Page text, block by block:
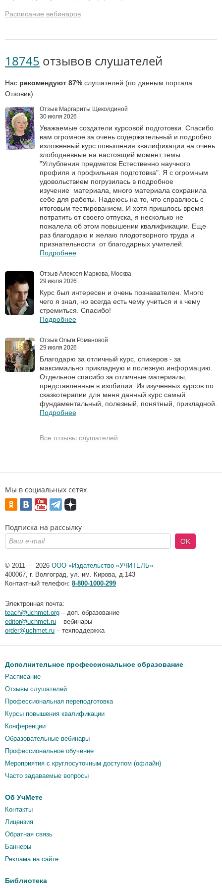
Расписание вебинаров
18745 отзывов слушателей
Нас рекомендуют 87% слушателей (по данным портала
Отзовик).
Отзыв Маргариты Щеколдиной
30 июля 2026
Уважаемые создатели курсовой подготовки. Спасибо
вам огромное за очень содержательный и подробно
изложенный курс повышения квалификации на очень
злободневные на настоящий момент темы
"Углубления предметов Естественно научного
профиля и профильная подготовка". Я с огромным
удовольствием погрузилась в подробное
изучение материала, много материала сохранила
себе для работы. Надеюсь на то, что справлюсь с
итоговым тестированием. И хотя пришлось время
потратить от своего отпуска, я несколько не
пожалела об этом повышении квалификации. Еще
раз благодарю и желаю плодотворного труда и
признательности от благодарных учителей.
Подробнее
Отзыв Алексея Маркова, Москва
29 июля 2026
Курс был интересен и очень познавателен. Много
чего я знал, но всегда есть чему учиться и к чему
стремиться. Спасибо!
Подробнее
Отзыв Ольги Романовой
29 июля 2026
Благодарю за отличный курс, спикеров - за
максимально прикладную и полезную информацию.
Отдельное спасибо за отличные материалы,
представленные в изобилии. Из изученных курсов по
сказкотерапии для меня данный курс самый
фундаментальный, полезный, понятный, прикладной.
Подробнее
Все отзывы слушателей
Мы в социальных сетях
Подписка на рассылку
OK
© 2011 — 2026 ООО «Издательство «УЧИТЕЛЬ»
400067 г. Волгоград ул. им. Кирова, д.143
Контактный телефон: 8-800-1000-299
Электронная почта:
teach@uchmet.org – доп. образование
editor@uchmet.ru – вебинары
order@uchmet.ru – техподдержка
Дополнительное профессиональное образование
Расписание
Отзывы слушателей
Профессиональная переподготовка
Курсы повышения квалификации
Конференции
Образовательные вебинары
Профессиональное обучение
Мероприятия c круглосуточным доступом (офлайн)
Часто задаваемые вопросы
Об УчМете
Контакты
Лицензия
Обратная связь
Баннеры
Реклама на сайте
Библиотека